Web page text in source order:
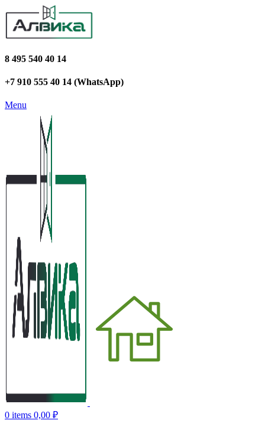
8 495 540 40 14
+7 910 555 40 14 (WhatsApp)
Menu
0 items 0,00 ₽